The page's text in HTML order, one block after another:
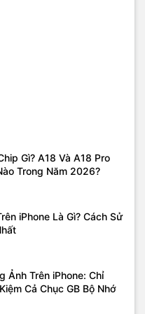
Gì? A18 Và A18 Pro
Trong Năm 2026?
iPhone Là Gì? Cách Sử
Ảnh Trên iPhone: Chỉ
Cả Chục GB Bộ Nhớ